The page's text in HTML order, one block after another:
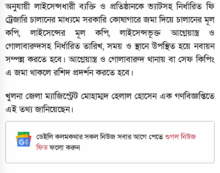
অনুযায়ী লাইসেন্সধারী ব্যক্তি ও প্রতিষ্ঠানকে ভ্যাটসহ নির্ধারিত ফি
ট্রেজারি চালানের মাধ্যমে সরকারি কোষাগারে জমা দিয়ে চালানের মূল
কপি, লাইসেন্সের মূল কপি, লাইসেন্সভূক্ত আগ্নেয়াস্ত্র ও
গোলাবারুদসহ নির্ধারিত তারিখ, সময় ও স্থানে উপস্থিত হয়ে নবায়ন
সম্পন্ন করতে হবে। আগ্নেয়াস্ত্র ও গোলাবারুদ থানায় বা সেফ কিপিং
এ জমা থাকলে রশিদ প্রদর্শন করতে হবে।
খুলনা জেলা ম্যাজিস্ট্রেট মোহাম্মদ হেলাল হোসেন এক গণবিজ্ঞপ্তিতে
এই তথ্য জানিয়েছেন।
ডেইলি কলমকথার সকল নিউজ সবার আগে পেতেগুগল নিউজ
ফিডফলো করুন